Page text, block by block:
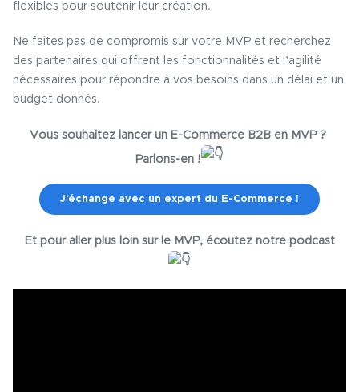
flexibles pour soutenir leur création.
Ne faites pas de compromis sur votre MVP et recherchez
des partenaires qui offrent les fonctionnalités et l’agilité
nécessaires pour répondre à vos besoins dans un délai et un
budget donnés.
Vous souhaitez lancer un E-Commerce B2B en MVP ?
Parlons-en !
J’échange avec un expert du E-Commerce !
Et pour aller plus loin sur le MVP, écoutez notre podcast